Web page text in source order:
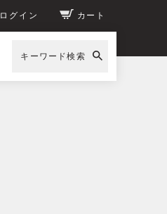
ログイン カート
キーワード検索